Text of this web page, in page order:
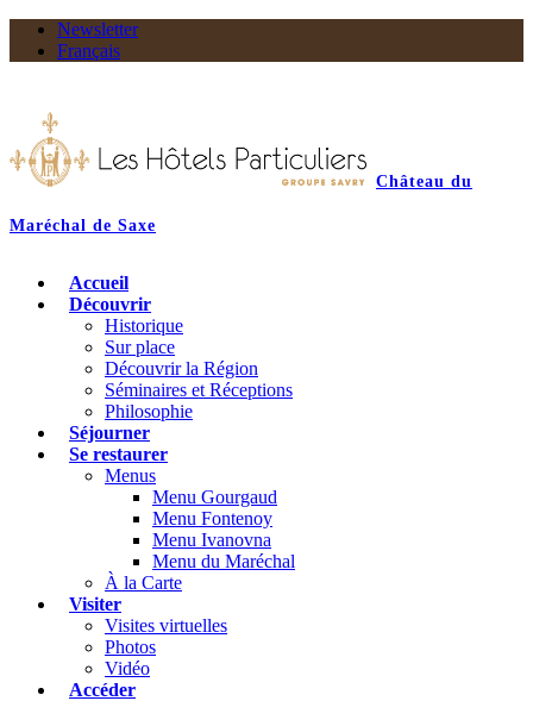
Newsletter
Français
Château du
Maréchal de Saxe
Accueil
Découvrir
Historique
Sur place
Découvrir la Région
Séminaires et Réceptions
Philosophie
Séjourner
Se restaurer
Menus
Menu Gourgaud
Menu Fontenoy
Menu Ivanovna
Menu du Maréchal
À la Carte
Visiter
Visites virtuelles
Photos
Vidéo
Accéder